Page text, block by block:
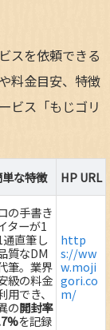
スを依頼できる
料金目安、特徴
ビス「もじゴリ
な特徴 HP URL
の手書き
ターが1
通直筆し
質なDM
筆。業界
級の料金
用でき、
の開封率
を記録
http
s://ww
w.moji
gori.co
m/